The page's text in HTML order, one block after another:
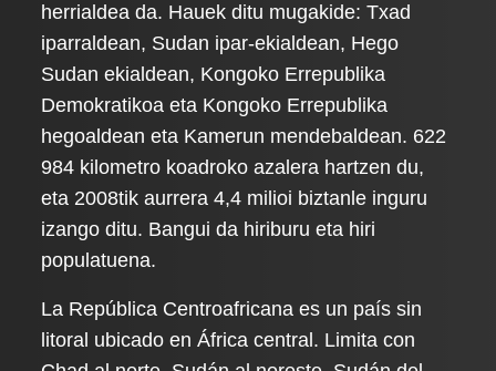
herrialdea da. Hauek ditu mugakide: Txad
iparraldean, Sudan ipar-ekialdean, Hego
Sudan ekialdean, Kongoko Errepublika
Demokratikoa eta Kongoko Errepublika
hegoaldean eta Kamerun mendebaldean. 622
984 kilometro koadroko azalera hartzen du,
eta 2008tik aurrera 4,4 milioi biztanle inguru
izango ditu. Bangui da hiriburu eta hiri
populatuena.
La República Centroafricana es un país sin
litoral ubicado en África central. Limita con